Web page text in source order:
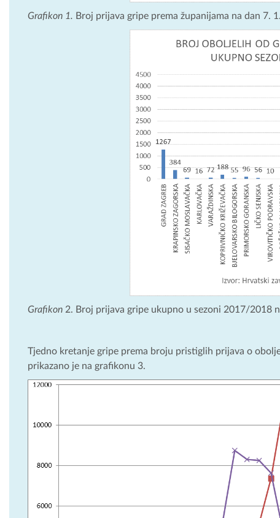
Grafikon 1. Broj prijava gripe prema županijama na dan 7.
Grafikon 2. Broj prijava gripe ukupno u sezoni 2017/2018
Tjedno kretanje gripe prema broju pristiglih prijava o
prikazano je na grafikonu 3.